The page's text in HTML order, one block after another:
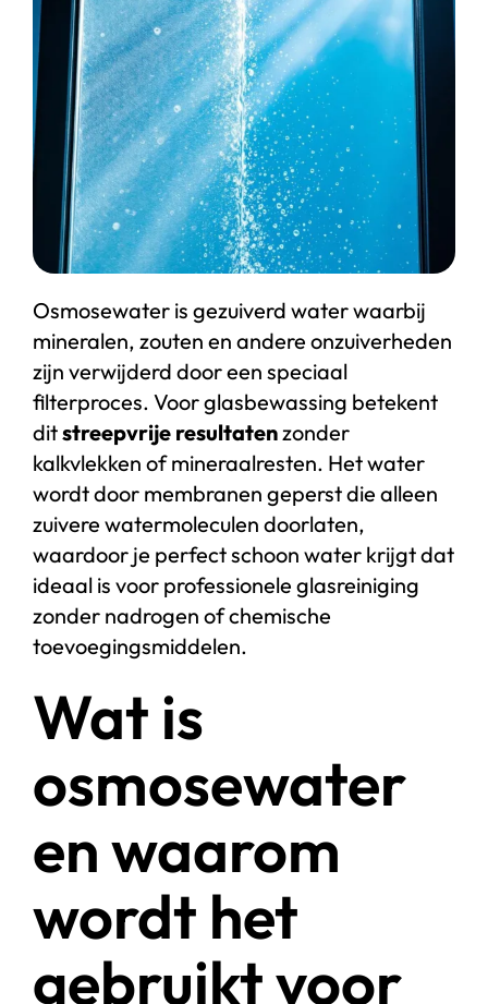
Start chat
Webshop
Osmosewater is gezuiverd water waarbij
mineralen, zouten en andere onzuiverheden
zijn verwijderd door een speciaal
filterproces. Voor glasbewassing betekent
ditstreepvrije resultatenzonder
kalkvlekken of mineraalresten. Het water
wordt door membranen geperst die alleen
zuivere watermoleculen doorlaten,
waardoor je perfect schoon water krijgt dat
ideaal is voor professionele glasreiniging
zonder nadrogen of chemische
toevoegingsmiddelen.
Wat is
osmosewater
en waarom
wordt het
gebruikt voor